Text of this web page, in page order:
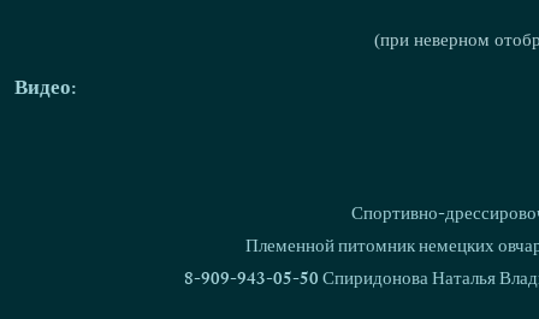
(при неверном
Видео:
Спортивно-
Племенной питомник немецких
8-909-943-05-50 Спиридонова Наталья